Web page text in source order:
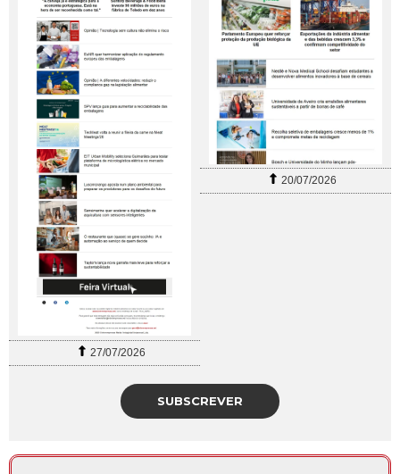
27/07/2026
20/07/2026
SUBSCREVER